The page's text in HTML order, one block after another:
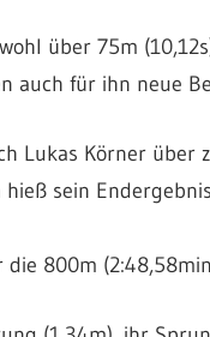
über 75m
auch für ihn neue
Lukas Körner über
sein
800m